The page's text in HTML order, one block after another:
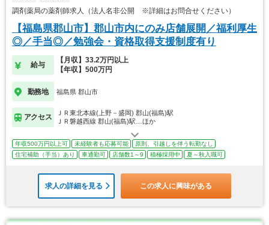
調剤薬局の薬剤師求人（法人名非公開 ※詳細はお問合せください）
【福島県郡山市】郡山市内にのみ店舗展開／福利厚生
◎／手当◎／勉強会・資格取得支援制度有り
給与
【月収】33.2万円以上
【年収】500万円
勤務地 福島県 郡山市
アクセス
ＪＲ東北本線(上野－盛岡) 郡山(福島)駅
ＪＲ磐越西線 郡山(福島)駅…ほか
年収500万円以上可 未経験者も応募可能
原則、引越しを伴う転勤なし
住宅補助（手当）あり
車通勤可 店舗数1～9 積極採用中 夏～秋入職可
求人の詳細を見る この求人に興味がある